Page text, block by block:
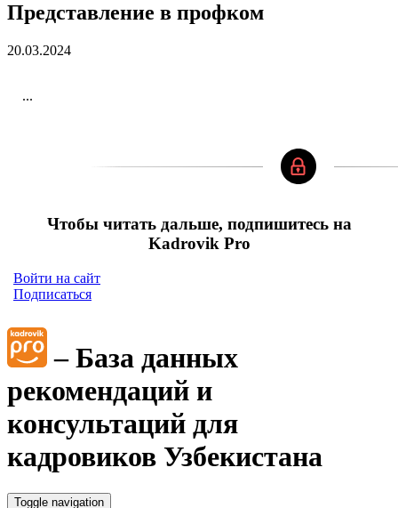
Представление в профком
20.03.2024
...
Чтобы читать дальше, подпишитесь на
Kadrovik Pro
Войти на сайт
Подписаться
– База данных
рекомендаций и
консультаций для
кадровиков Узбекистана
Toggle navigation